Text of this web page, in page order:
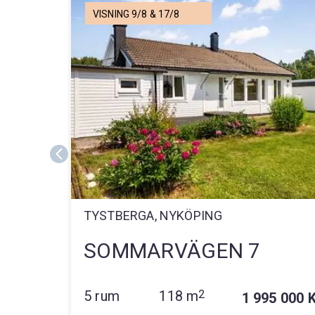
VISNING 9/8 & 17/8
TYSTBERGA, NYKÖPING
SOMMARVÄGEN 7
5 rum 118 m2 1 995 000